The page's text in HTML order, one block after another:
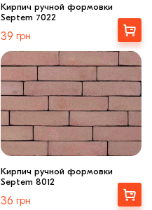
Кирпич ручной формовки
Septem 7022
39 грн
Выбрать
Кирпич ручной формовки
Septem 8012
36 грн
Выбрать